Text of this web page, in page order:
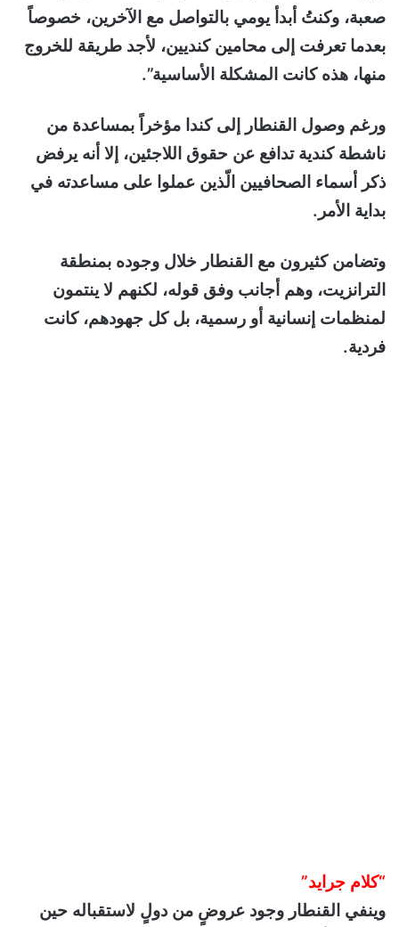
صعبة، وكنتُ أبدأ يومي بالتواصل مع الآخرين، خصوصاً
بعدما تعرفت إلى محامين كنديين، لأجد طريقة للخروج
منها، هذه كانت المشكلة الأساسية”.
ورغم وصول القنطار إلى كندا مؤخراً بمساعدة من
ناشطة كندية تدافع عن حقوق اللاجئين، إلا أنه يرفض
ذكر أسماء الصحافيين الّذين عملوا على مساعدته في
بداية الأمر.
وتضامن كثيرون مع القنطار خلال وجوده بمنطقة
الترانزيت، وهم أجانب وفق قوله، لكنهم لا ينتمون
لمنظمات إنسانية أو رسمية، بل كل جهودهم، كانت
فردية.
“كلام جرايد”
وينفي القنطار وجود عروضٍ من دولٍ لاستقباله حين